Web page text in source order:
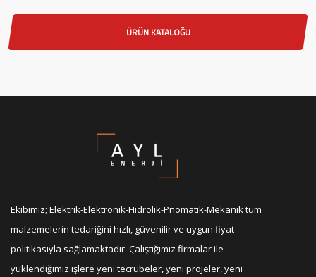
ÜRÜN KATALOĞU
Ekibimiz; Elektrik-Elektronik-Hidrolik-Pnömatik-Mekanik tüm
malzemelerin tedariğini hızlı, güvenilir ve uygun fiyat
politikasıyla sağlamaktadır. Çalıştığımız firmalar ile
yüklendiğimiz işlere yeni tecrübeler, yeni projeler, yeni